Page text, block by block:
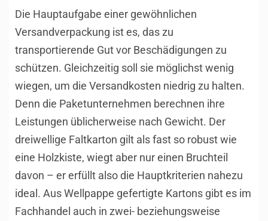
Die Hauptaufgabe einer gewöhnlichen
Versandverpackung ist es, das zu
transportierende Gut vor Beschädigungen zu
schützen. Gleichzeitig soll sie möglichst wenig
wiegen, um die Versandkosten niedrig zu halten.
Denn die Paketunternehmen berechnen ihre
Leistungen üblicherweise nach Gewicht. Der
dreiwellige Faltkarton gilt als fast so robust wie
eine Holzkiste, wiegt aber nur einen Bruchteil
davon – er erfüllt also die Hauptkriterien nahezu
ideal. Aus Wellpappe gefertigte Kartons gibt es im
Fachhandel auch in zwei- beziehungsweise